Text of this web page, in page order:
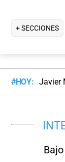
+ SECCIONES
#HOY: Javier